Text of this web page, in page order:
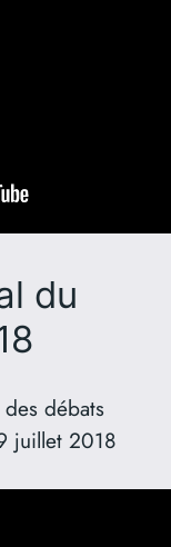
du
débats
juillet 2018